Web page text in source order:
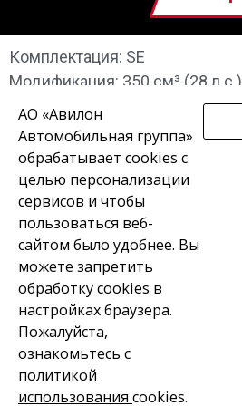
Комплектация: SE
Модификация: 350 см³ (28 л.с.)
СВЯЗАТЬСЯ С МЕНЕДЖЕРОМ
В НАЛИЧИИ МОТОЦИКЛЫ
СКУТЕРЫ
ВАКАНСИИ
АО «Авилон
Автомобильная группа»
обрабатывает cookies с
целью персонализации
сервисов и чтобы
пользоваться веб-
сайтом было удобнее. Вы
можете запретить
обработку сookies в
настройках браузера.
Пожалуйста,
ознакомьтесь с
политикой
использования cookies.